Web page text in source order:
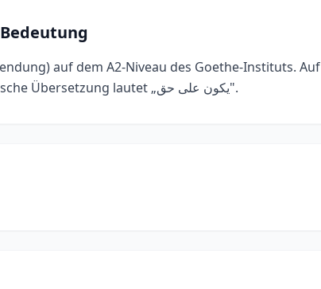
auf dem A2-Niveau des Goethe-Instituts. Auf
Englisch bedeutet es „to be right". Die arabische Übersetzung lautet „يكون على حق".